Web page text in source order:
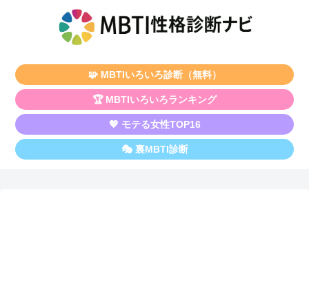
🧩 MBTIいろいろ診断（無料）
🏆 MBTIいろいろランキング
💖 モテる女性TOP16
🎭 裏MBTI診断